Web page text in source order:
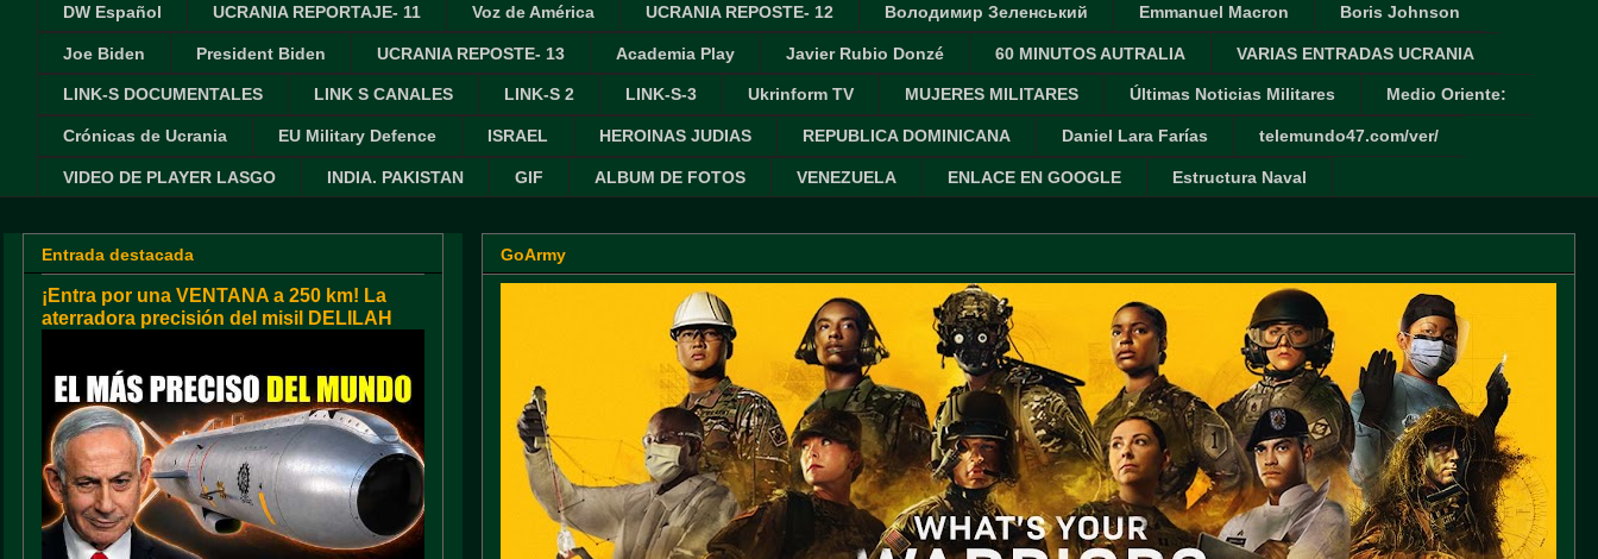
DW Español UCRANIA REPORTAJE- 11 Voz de América UCRANIA REPOSTE- 12 Володимир Зеленський Emmanuel Macron Boris Johnson
Joe Biden President Biden UCRANIA REPOSTE- 13 Academia Play Javier Rubio Donzé 60 MINUTOS AUTRALIA VARIAS ENTRADAS UCRANIA
LINK-S DOCUMENTALES LINK S CANALES LINK-S 2 LINK-S-3 Ukrinform TV MUJERES MILITARES Últimas Noticias Militares Medio Oriente:
Crónicas de Ucrania EU Military Defence ISRAEL HEROINAS JUDIAS REPUBLICA DOMINICANA Daniel Lara Farías telemundo47.com/ver/
VIDEO DE PLAYER LASGO INDIA. PAKISTAN GIF ALBUM DE FOTOS VENEZUELA ENLACE EN GOOGLE Estructura Naval
GoArmy
Entrada destacada
¡Entra por una VENTANA a 250 km! La
aterradora precisión del misil DELILAH